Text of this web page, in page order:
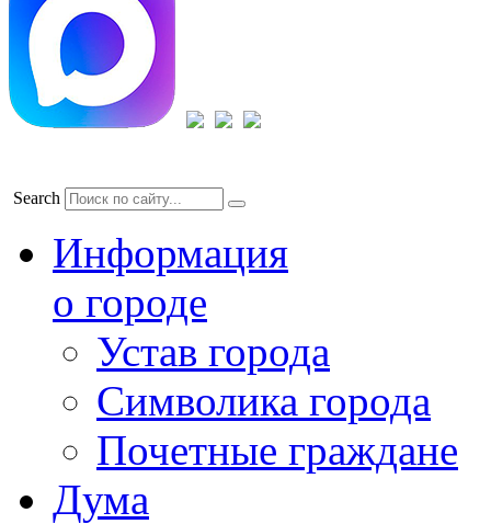
Search
Информация
о городе
Устав города
Символика города
Почетные граждане
Дума